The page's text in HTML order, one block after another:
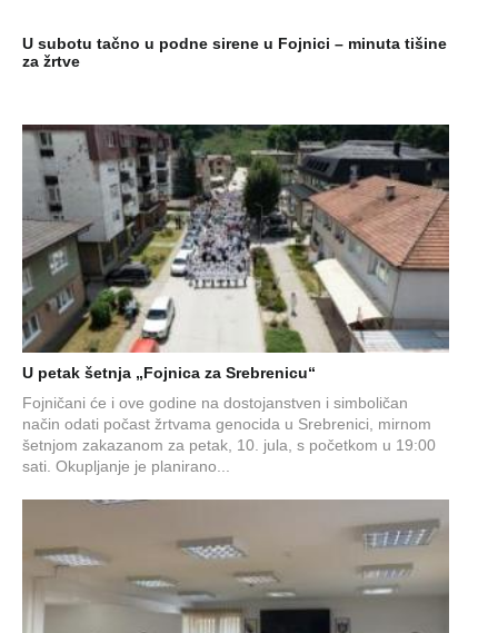
U subotu tačno u podne sirene u Fojnici – minuta tišine
za žrtve
U petak šetnja „Fojnica za Srebrenicu“
Fojničani će i ove godine na dostojanstven i simboličan
način odati počast žrtvama genocida u Srebrenici, mirnom
šetnjom zakazanom za petak, 10. jula, s početkom u 19:00
sati. Okupljanje je planirano...